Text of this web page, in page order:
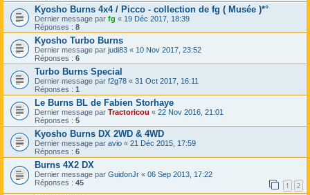
Kyosho Burns 4x4 / Picco - collection de fg ( Musée )*°
Dernier message par fg « 19 Déc 2017, 18:39
Réponses : 8
Kyosho Turbo Burns
Dernier message par judi83 « 10 Nov 2017, 23:52
Réponses : 6
Turbo Burns Special
Dernier message par f2g78 « 31 Oct 2017, 16:11
Réponses : 1
Le Burns BL de Fabien Storhaye
Dernier message par Tractoricou « 22 Nov 2016, 21:01
Réponses : 5
Kyosho Burns DX 2WD & 4WD
Dernier message par avio « 21 Déc 2015, 17:59
Réponses : 6
Burns 4X2 DX
Dernier message par GuidonJr « 06 Sep 2013, 17:22
Réponses : 45 1 2